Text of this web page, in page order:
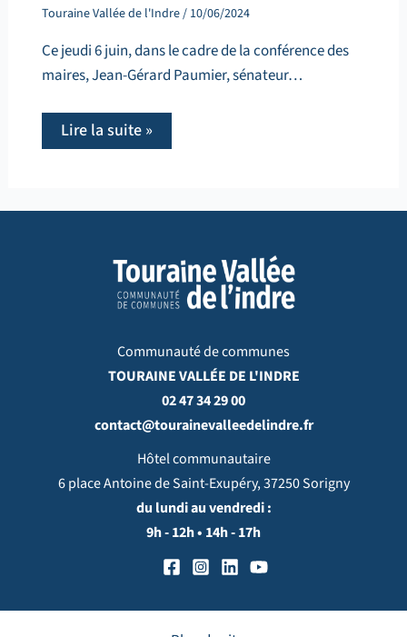
Touraine Vallée de l'Indre/ 10/06/2024
Ce jeudi 6 juin, dans le cadre de la conférence des
maires, Jean-Gérard Paumier, sénateur…
Lire la suite »
Communauté de communes
TOURAINE VALLÉE DE L'INDRE
02 47 34 29 00
contact@tourainevalleedelindre.fr
Hôtel communautaire
6 place Antoine de Saint-Exupéry, 37250 Sorigny
du lundi au vendredi :
9h - 12h • 14h - 17h